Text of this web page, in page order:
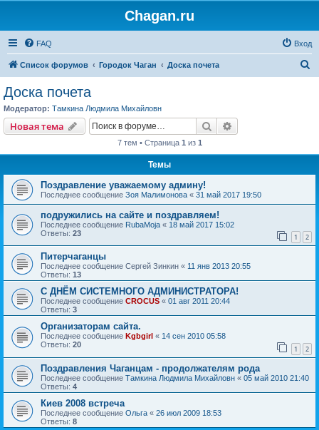
Chagan.ru
FAQ Вход
Список форумов Городок Чаган Доска почета
Доска почета
Модератор: Тамкина Людмила Михайловн
Новая тема Поиск
7 тем • Страница 1 из 1
Темы
Поздравление уважаемому админу!
Последнее сообщение Зоя Малимонова « 31 май 2017 19:50
подружились на сайте и поздравляем!
Последнее сообщение RubaMoja « 18 май 2017 15:02
Ответы: 23 1 2
Питерчаганцы
Последнее сообщение Сергей Зинкин « 11 янв 2013 20:55
Ответы: 13
С ДНЁМ СИСТЕМНОГО АДМИНИСТРАТОРА!
Последнее сообщение CROCUS « 01 авг 2011 20:44
Ответы: 3
Организаторам сайта.
Последнее сообщение Kgbgirl « 14 сен 2010 05:58
Ответы: 20 1 2
Поздравления Чаганцам - продолжателям рода
Последнее сообщение Тамкина Людмила Михайловн « 05 май 2010 21:40
Ответы: 4
Киев 2008 встреча
Последнее сообщение Ольга « 26 июл 2009 18:53
Ответы: 8